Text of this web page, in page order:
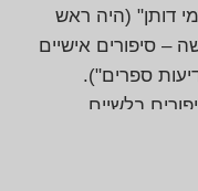
דותן" (היה ראש
– סיפורים אישיים
ספרים").
בלשיים
חברתיים,
למבוגרים,